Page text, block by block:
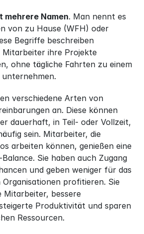
mehrere Namen. Man nennt es
von zu Hause (WFH) oder
Begriffe beschreiben
Mitarbeiter ihre Projekte
ohne tägliche Fahrten zu einem
verschiedene Arten von
an. Diese können
dauerhaft, in Teil- oder Vollzeit,
sein. Mitarbeiter, die
arbeiten können, genießen eine
Sie haben auch Zugang
und geben weniger für das
Organisationen profitieren. Sie
Mitarbeiter, bessere
Produktivität und sparen
Ressourcen.